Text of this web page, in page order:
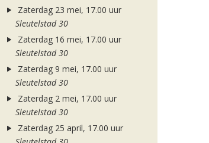
Zaterdag 23 mei, 17.00 uur
Sleutelstad 30
Zaterdag 16 mei, 17.00 uur
Sleutelstad 30
Zaterdag 9 mei, 17.00 uur
Sleutelstad 30
Zaterdag 2 mei, 17.00 uur
Sleutelstad 30
Zaterdag 25 april, 17.00 uur